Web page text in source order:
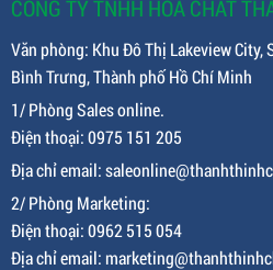
CÔNG TY TNHH HÓA CHẤT
Văn phòng: Khu Đô Thị Lakeview
Bình Trưng, Thành phố Hồ Chí Minh
1/ Phòng Sales online.
Điện thoại: 0975 151 205
Địa chỉ email:
2/ Phòng Marketing:
Điện thoại: 0962 515 054
Địa chỉ email: